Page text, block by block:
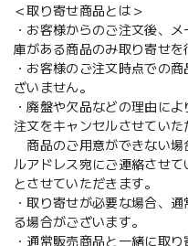
＜取り寄せ商品とは＞
・お客様からのご注文後、
庫がある商品のみ取り寄せを
・お客様のご注文時点での
ざいません。
・廃盤や欠品などの理由に
注文をキャンセルさせていた
商品のご用意ができない場
ルアドレス宛にご連絡させ
とさせていただきます。
・取り寄せが必要な場合、
る場合がございます。
・通常販売商品と一緒に取